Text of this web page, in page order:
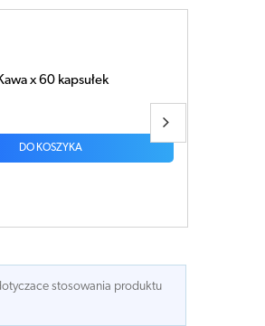
DO KOSZYKA
stosowania produktu